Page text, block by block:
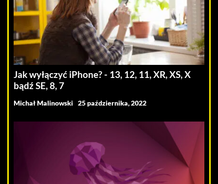
Jak wyłączyć iPhone? - 13, 12, 11, XR, XS, X
bądź SE, 8, 7
Michał Malinowski 25 października, 2022